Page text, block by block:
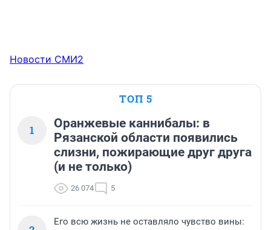
Новости СМИ2
ТОП 5
1
Оранжевые каннибалы: в
Рязанской области появились
слизни, пожирающие друг друга
(и не только)
26 074 5
Его всю жизнь не оставляло чувство вины: